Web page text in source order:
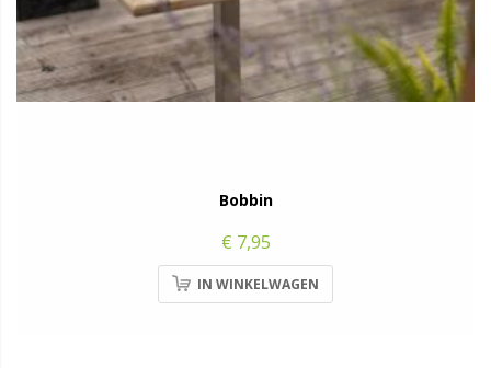
Bobbin
€ 7,95
IN WINKELWAGEN